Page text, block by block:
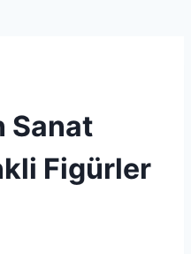
Sanat
Figürler